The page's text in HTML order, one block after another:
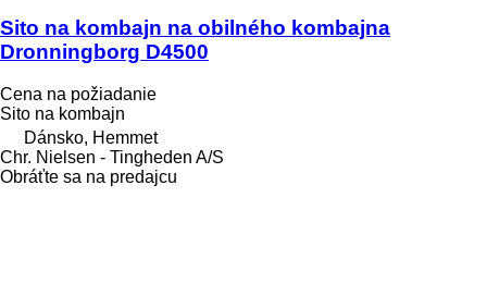
Sito na kombajn na obilného kombajna
Dronningborg D4500
Cena na požiadanie
Sito na kombajn
Dánsko, Hemmet
Chr. Nielsen - Tingheden A/S
Obráťte sa na predajcu